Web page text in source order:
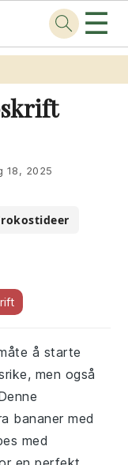
☰
18, 2025
å starte
men også
bananer med
med